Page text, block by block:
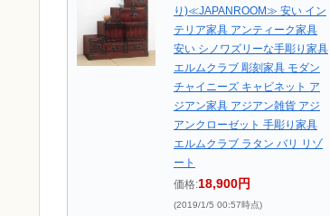
り)≪JAPANROOM≫ 安い イン
テリア家具 アンティーク家具
安い シノワズリーな手彫り家具
エルムクラブ 彫刻家具 モダン
チャイニーズ キャビネット ア
ジアン家具 アジアン雑貨 アジ
アンクローゼット 手彫り家具
エルムクラブ ラタン バリ リゾ
ート
価格:18,900円
(2019/1/5 00:57時点)